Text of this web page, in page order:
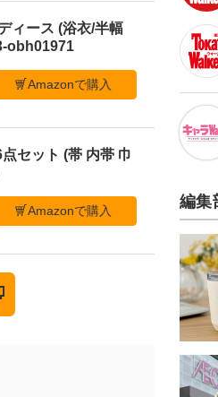
ィース (浴衣/半幅
obh01971
Amazonで購入
セット (帯 内帯 巾
Amazonで購入 編集